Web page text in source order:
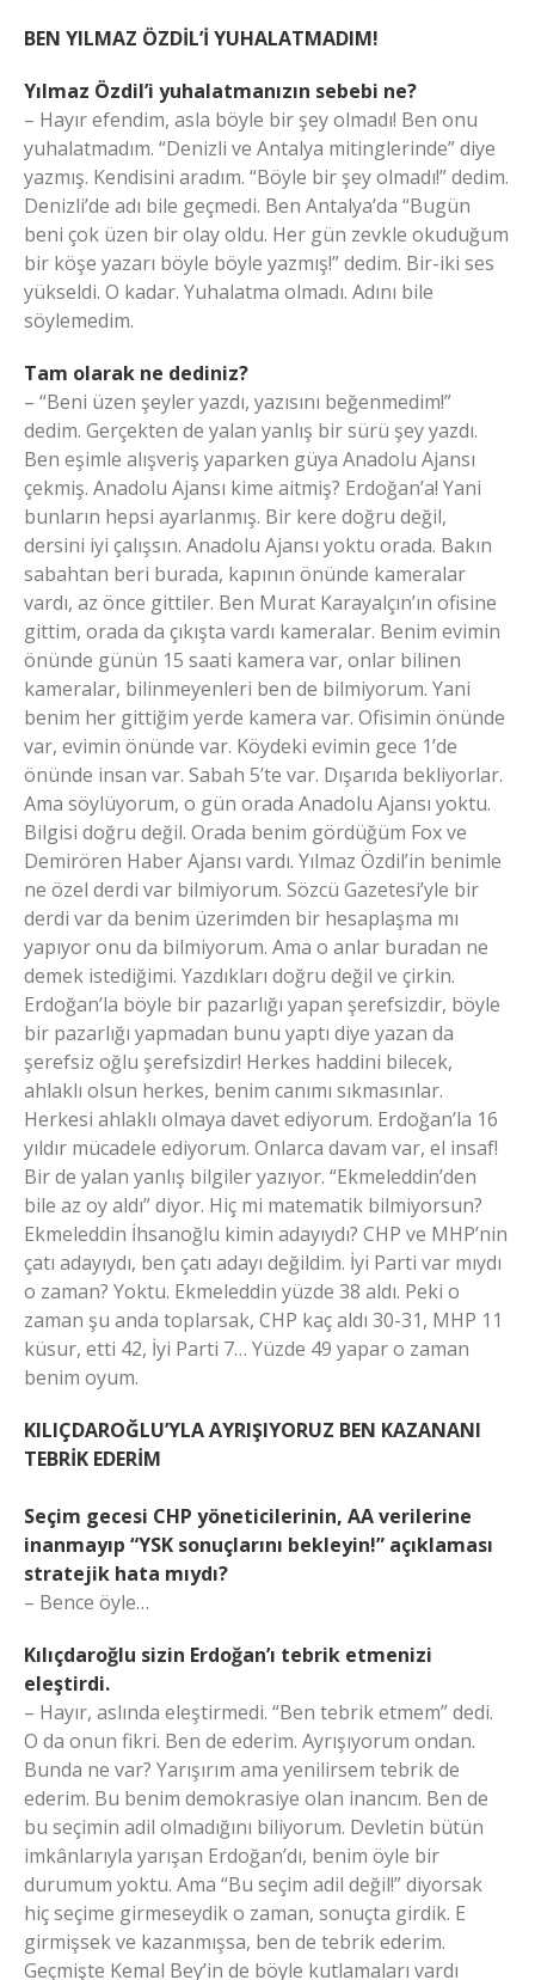
BEN YILMAZ ÖZDİL’İ YUHALATMADIM!
Yılmaz Özdil’i yuhalatmanızın sebebi ne?
– Hayır efendim, asla böyle bir şey olmadı! Ben onu
yuhalatmadım. “Denizli ve Antalya mitinglerinde” diye
yazmış. Kendisini aradım. “Böyle bir şey olmadı!” dedim.
Denizli’de adı bile geçmedi. Ben Antalya’da “Bugün
beni çok üzen bir olay oldu. Her gün zevkle okuduğum
bir köşe yazarı böyle böyle yazmış!” dedim. Bir-iki ses
yükseldi. O kadar. Yuhalatma olmadı. Adını bile
söylemedim.
Tam olarak ne dediniz?
– “Beni üzen şeyler yazdı, yazısını beğenmedim!”
dedim. Gerçekten de yalan yanlış bir sürü şey yazdı.
Ben eşimle alışveriş yaparken güya Anadolu Ajansı
çekmiş. Anadolu Ajansı kime aitmiş? Erdoğan’a! Yani
bunların hepsi ayarlanmış. Bir kere doğru değil,
dersini iyi çalışsın. Anadolu Ajansı yoktu orada. Bakın
sabahtan beri burada, kapının önünde kameralar
vardı, az önce gittiler. Ben Murat Karayalçın’ın ofisine
gittim, orada da çıkışta vardı kameralar. Benim evimin
önünde günün 15 saati kamera var, onlar bilinen
kameralar, bilinmeyenleri ben de bilmiyorum. Yani
benim her gittiğim yerde kamera var. Ofisimin önünde
var, evimin önünde var. Köydeki evimin gece 1’de
önünde insan var. Sabah 5’te var. Dışarıda bekliyorlar.
Ama söylüyorum, o gün orada Anadolu Ajansı yoktu.
Bilgisi doğru değil. Orada benim gördüğüm Fox ve
Demirören Haber Ajansı vardı. Yılmaz Özdil’in benimle
ne özel derdi var bilmiyorum. Sözcü Gazetesi’yle bir
derdi var da benim üzerimden bir hesaplaşma mı
yapıyor onu da bilmiyorum. Ama o anlar buradan ne
demek istediğimi. Yazdıkları doğru değil ve çirkin.
Erdoğan’la böyle bir pazarlığı yapan şerefsizdir, böyle
bir pazarlığı yapmadan bunu yaptı diye yazan da
şerefsiz oğlu şerefsizdir! Herkes haddini bilecek,
ahlaklı olsun herkes, benim canımı sıkmasınlar.
Herkesi ahlaklı olmaya davet ediyorum. Erdoğan’la 16
yıldır mücadele ediyorum. Onlarca davam var, el insaf!
Bir de yalan yanlış bilgiler yazıyor. “Ekmeleddin’den
bile az oy aldı” diyor. Hiç mi matematik bilmiyorsun?
Ekmeleddin İhsanoğlu kimin adayıydı? CHP ve MHP’nin
çatı adayıydı, ben çatı adayı değildim. İyi Parti var mıydı
o zaman? Yoktu. Ekmeleddin yüzde 38 aldı. Peki o
zaman şu anda toplarsak, CHP kaç aldı 30-31, MHP 11
küsur, etti 42, İyi Parti 7… Yüzde 49 yapar o zaman
benim oyum.
KILIÇDAROĞLU’YLA AYRIŞIYORUZ BEN KAZANANI
TEBRİK EDERİM
Seçim gecesi CHP yöneticilerinin, AA verilerine
inanmayıp “YSK sonuçlarını bekleyin!” açıklaması
stratejik hata mıydı?
– Bence öyle…
Kılıçdaroğlu sizin Erdoğan’ı tebrik etmenizi
eleştirdi.
– Hayır, aslında eleştirmedi. “Ben tebrik etmem” dedi.
O da onun fikri. Ben de ederim. Ayrışıyorum ondan.
Bunda ne var? Yarışırım ama yenilirsem tebrik de
ederim. Bu benim demokrasiye olan inancım. Ben de
bu seçimin adil olmadığını biliyorum. Devletin bütün
imkânlarıyla yarışan Erdoğan’dı, benim öyle bir
durumum yoktu. Ama “Bu seçim adil değil!” diyorsak
hiç seçime girmeseydik o zaman, sonuçta girdik. E
girmişsek ve kazanmışsa, ben de tebrik ederim.
Geçmişte Kemal Bey’in de böyle kutlamaları vardı